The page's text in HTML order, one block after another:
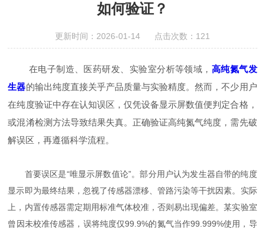
如何验证？
更新时间：2026-01-14 点击次数：121
在电子制造、医药研发、实验室分析等领域， 高纯氮气发
生器的输出纯度直接关乎产品质量与实验精度。然而，不少用户
在纯度验证中存在认知误区，仅凭设备显示屏数值便判定合格，
或混淆检测方法导致结果失真。正确验证高纯氮气纯度，需先破
解误区，再遵循科学流程。
首要误区是“唯显示屏数值论”。部分用户认为发生器自带的纯度
显示即为最终结果，忽视了传感器漂移、管路污染等干扰因素。实际
上，内置传感器需定期用标准气体校准，否则易出现偏差。某实验室
曾因未校准传感器，误将纯度仅99.9%的氮气当作99.999%使用，导